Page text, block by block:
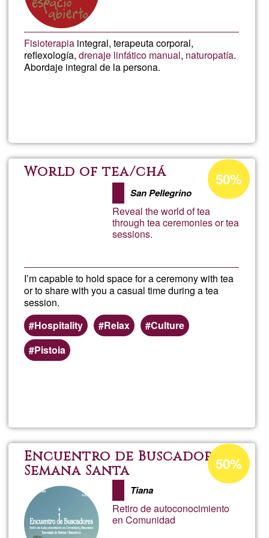
Fisioterapia integral, terapeuta corporal,
reflexología,drenaje linfático manual, naturopatía.
Abordaje integral de la persona.
World of tea/chá
San Pellegrino
Reveal the world of tea
through tea ceremonies or tea
sessions.
I’m capable to hold space for a ceremony with tea
or to share with you a casual time during a tea
session.
Hospitality
Relax
Culture
Pistoia
Prozentuale
Annahme
Ğ1
50%
of
tea/
Encuentro de Buscadores
Semana Santa
Tiana
Retiro de autoconocimiento
en Comunidad
Prozentuale
Annahme
Ğ1
50%